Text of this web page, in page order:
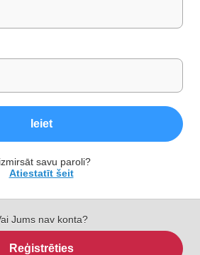
Ieiet
savu paroli?
Atiestatīt šeit
Jums nav konta?
Reģistrēties